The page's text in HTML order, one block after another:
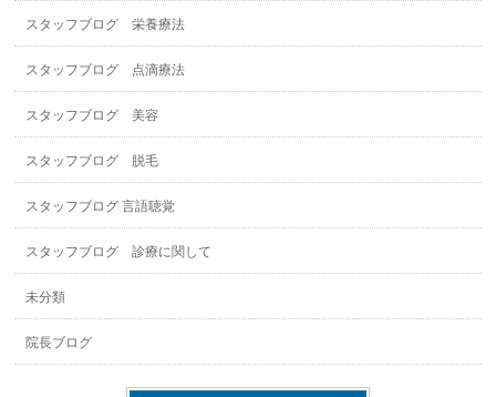
スタッフブログ 栄養療法
スタッフブログ 点滴療法
スタッフブログ 美容
スタッフブログ 脱毛
スタッフブログ 言語聴覚
スタッフブログ 診療に関して
未分類
院長ブログ